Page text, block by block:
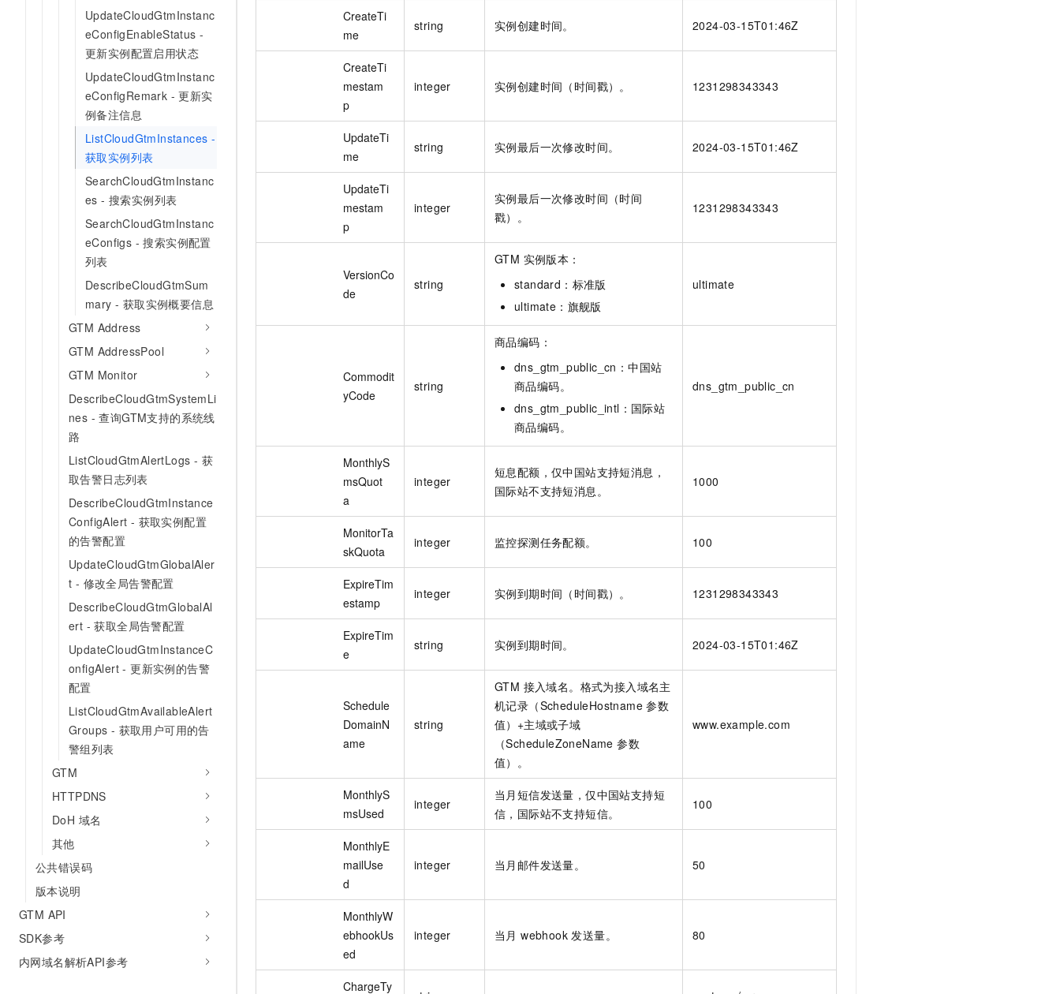
UpdateCloudGtmInstanc
eConfigEnableStatus -
更新实例配置启用状态
UpdateCloudGtmInstanc
eConfigRemark - 更新实
例备注信息
ListCloudGtmInstances -
获取实例列表
SearchCloudGtmInstanc
es - 搜索实例列表
SearchCloudGtmInstanc
eConfigs - 搜索实例配置
列表
DescribeCloudGtmSum
mary - 获取实例概要信息
GTM Address
GTM AddressPool
GTM Monitor
DescribeCloudGtmSystemLi
nes - 查询GTM支持的系统线
路
ListCloudGtmAlertLogs - 获
取告警日志列表
DescribeCloudGtmInstance
ConfigAlert - 获取实例配置
的告警配置
UpdateCloudGtmGlobalAler
t - 修改全局告警配置
DescribeCloudGtmGlobalAl
ert - 获取全局告警配置
UpdateCloudGtmInstanceC
onfigAlert - 更新实例的告警
配置
ListCloudGtmAvailableAlert
Groups - 获取用户可用的告
警组列表
GTM
HTTPDNS
DoH 域名
其他
公共错误码
版本说明
GTM API
SDK参考
内网域名解析API参考
CreateTi
me
string 实例创建时间。 2024-03-15T01:46Z
CreateTi
mestam
p
integer 实例创建时间（时间戳）。 1231298343343
UpdateTi
me
string 实例最后一次修改时间。 2024-03-15T01:46Z
UpdateTi
mestam
p
integer
实例最后一次修改时间（时间
戳）。
1231298343343
VersionCo
de
string
GTM 实例版本：
standard：标准版
ultimate：旗舰版
ultimate
Commodit
yCode
string
商品编码：
dns_gtm_public_cn：中国站
商品编码。
dns_gtm_public_intl：国际站
商品编码。
dns_gtm_public_cn
MonthlyS
msQuot
a
integer
短息配额，仅中国站支持短消息，
国际站不支持短消息。
1000
MonitorTa
skQuota
integer 监控探测任务配额。 100
ExpireTim
estamp
integer 实例到期时间（时间戳）。 1231298343343
ExpireTim
e
string 实例到期时间。 2024-03-15T01:46Z
Schedule
DomainN
ame
string
GTM 接入域名。格式为接入域名主
机记录（ScheduleHostname 参数
值）+主域或子域
（ScheduleZoneName 参数
值）。
www.example.com
MonthlyS
msUsed
integer
当月短信发送量，仅中国站支持短
信，国际站不支持短信。
100
MonthlyE
mailUse
d
integer 当月邮件发送量。 50
MonthlyW
ebhookUs
ed
integer 当月 webhook 发送量。 80
ChargeTy